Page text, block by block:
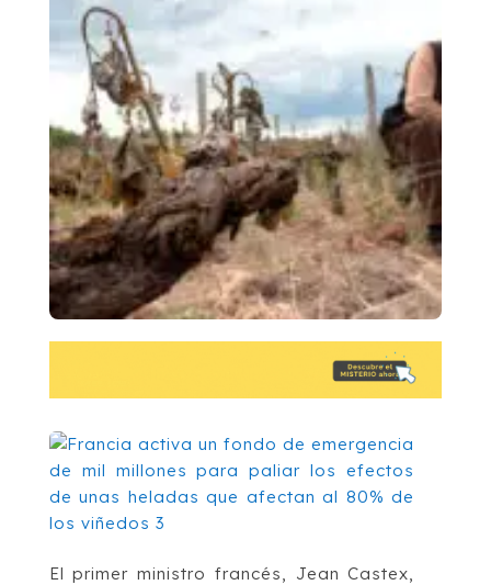
El primer ministro francés, Jean Castex,